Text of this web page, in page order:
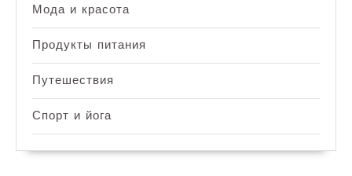
Мода и красота
Продукты питания
Путешествия
Спорт и йога